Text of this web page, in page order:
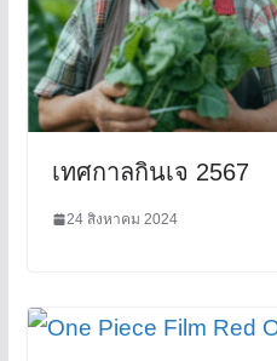
เทศกาลกินเจ 2567
24 สิงหาคม 2024